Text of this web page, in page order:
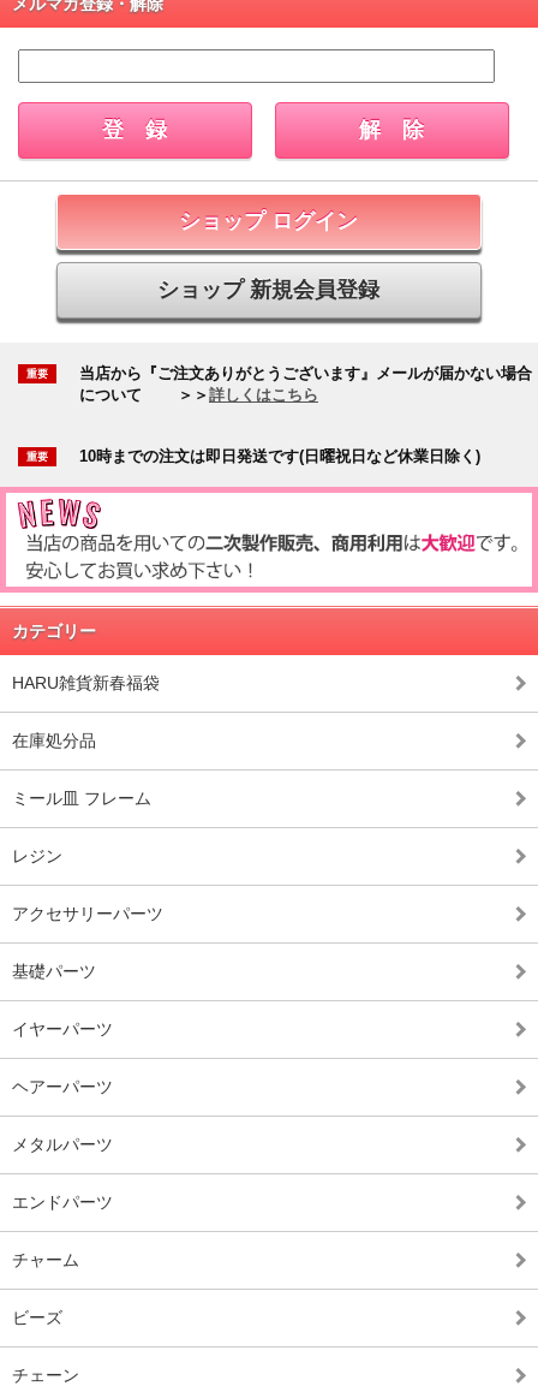
ショップ ログイン
ショップ 新規会員登録
当店から『ご注文ありがとうございます』メールが届かない場合
について
＞＞ 詳しくはこちら
10時までの注文は即日発送です(日曜祝日など休業日除く)
カテゴリー
HARU雑貨新春福袋
在庫処分品
ミール皿 フレーム
レジン
アクセサリーパーツ
基礎パーツ
イヤーパーツ
ヘアーパーツ
メタルパーツ
エンドパーツ
チャーム
ビーズ
チェーン